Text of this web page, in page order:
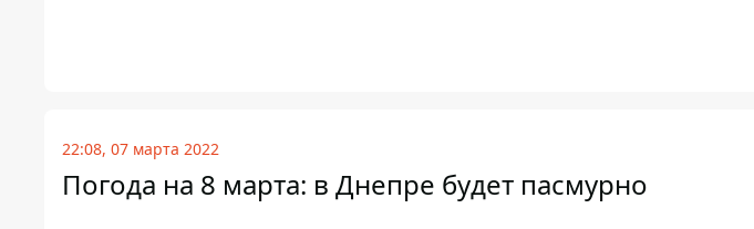
22:08, 07 марта 2022
Погода на 8 марта: в Днепре будет пасмурно